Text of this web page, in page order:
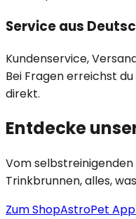
Service aus
Kundenservice,
Bei Fragen erreichst
direkt.
Entdecke
Vom
Trinkbrunnen, alles,
Zum ShopAstroPet